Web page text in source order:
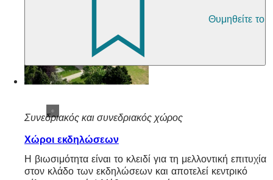
Θυμηθείτε το
Συνεδριακός και συνεδριακός χώρος
Χώροι εκδηλώσεων
Η βιωσιμότητα είναι το κλειδί για τη μελλοντική επιτυχία
στον κλάδο των εκδηλώσεων και αποτελεί κεντρικό